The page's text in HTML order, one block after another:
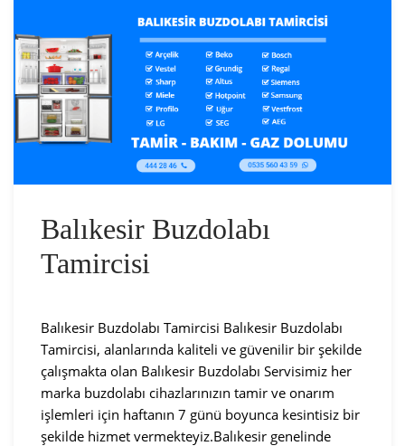
Balıkesir Buzdolabı
Tamircisi
Balıkesir Buzdolabı Tamircisi Balıkesir Buzdolabı
Tamircisi, alanlarında kaliteli ve güvenilir bir şekilde
çalışmakta olan Balıkesir Buzdolabı Servisimiz her
marka buzdolabı cihazlarınızın tamir ve onarım
işlemleri için haftanın 7 günü boyunca kesintisiz bir
şekilde hizmet vermekteyiz.Balıkesir genelinde